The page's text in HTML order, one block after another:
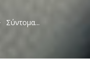
Σύντομα...